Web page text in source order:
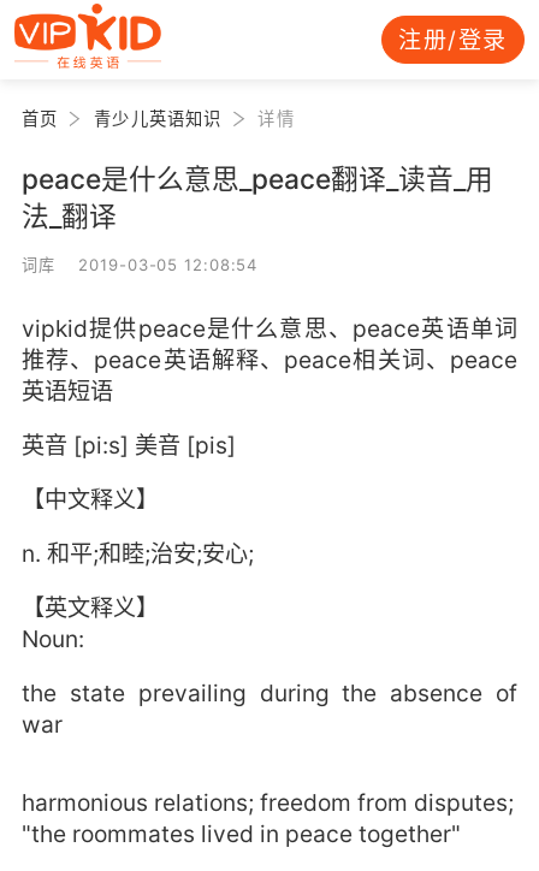
注册/登录
首页 青少儿英语知识 详情
peace是什么意思_peace翻译_读音_用
法_翻译
词库 2019-03-05 12:08:54
vipkid提供peace是什么意思、peace英语单词
推荐、peace英语解释、peace相关词、peace
英语短语
英音 [pi:s] 美音 [pis]
【中文释义】
n. 和平;和睦;治安;安心;
【英文释义】
Noun:
the state prevailing during the absence of
war
harmonious relations; freedom from disputes;
"the roommates lived in peace together"